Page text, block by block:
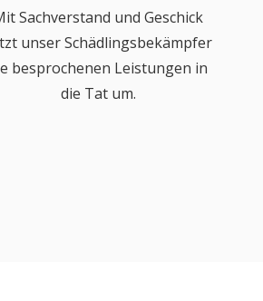
Sachverstand und Geschick
unser Schädlingsbekämpfer
besprochenen Leistungen in
die Tat um.